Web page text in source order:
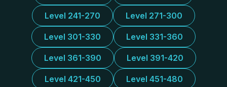
Level 241-270 Level 271-300
Level 301-330 Level 331-360
Level 361-390 Level 391-420
Level 421-450 Level 451-480